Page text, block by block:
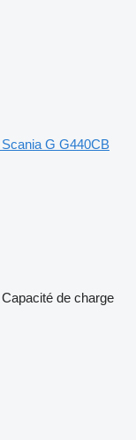
G G440CB
Capacité de charge